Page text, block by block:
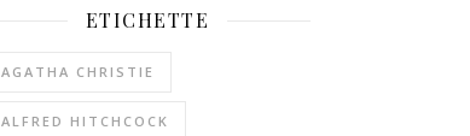
ETICHETTE
AGATHA CHRISTIE
ALFRED HITCHCOCK